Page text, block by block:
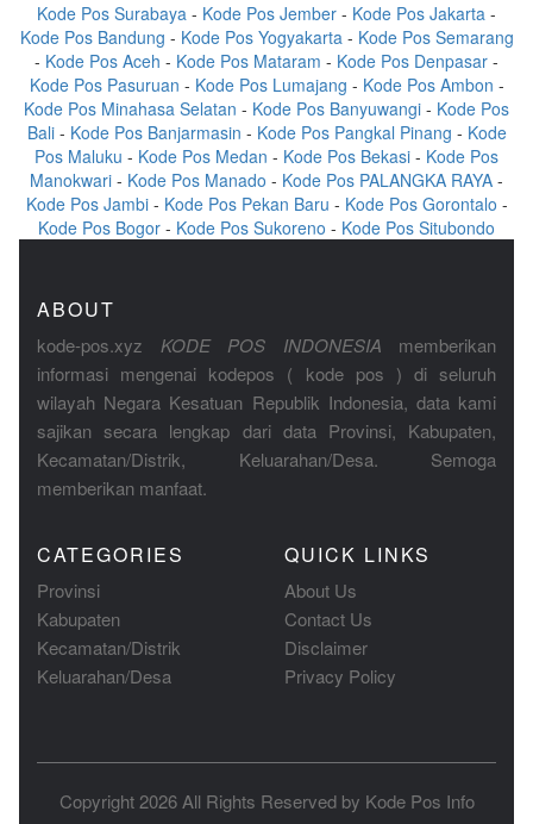
Kode Pos Surabaya - Kode Pos Jember - Kode Pos Jakarta -
Kode Pos Bandung - Kode Pos Yogyakarta- Kode Pos Semarang
- Kode Pos Aceh - Kode Pos Mataram - Kode Pos Denpasar -
Kode Pos Pasuruan - Kode Pos Lumajang - Kode Pos Ambon -
Kode Pos Minahasa Selatan - Kode Pos Banyuwangi - Kode Pos
Bali- Kode Pos Banjarmasin - Kode Pos Pangkal Pinang - Kode
Pos Maluku - Kode Pos Medan - Kode Pos Bekasi - Kode Pos
Manokwari - Kode Pos Manado - Kode Pos PALANGKA RAYA -
Kode Pos Jambi- Kode Pos Pekan Baru - Kode Pos Gorontalo -
Kode Pos Bogor - Kode Pos Sukoreno - Kode Pos Situbondo
ABOUT
kode-pos.xyz KODE POS INDONESIA memberikan
informasi mengenai kodepos ( kode pos ) di seluruh
wilayah Negara Kesatuan Republik Indonesia, data kami
sajikan secara lengkap dari data Provinsi, Kabupaten,
Kecamatan/Distrik, Keluarahan/Desa. Semoga
memberikan manfaat.
CATEGORIES
Provinsi
Kabupaten
Kecamatan/Distrik
Keluarahan/Desa
QUICK LINKS
About Us
Contact Us
Disclaimer
Privacy Policy
Copyright 2026 All Rights Reserved by Kode Pos Info